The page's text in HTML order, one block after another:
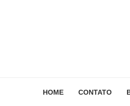
HOME CONTATO